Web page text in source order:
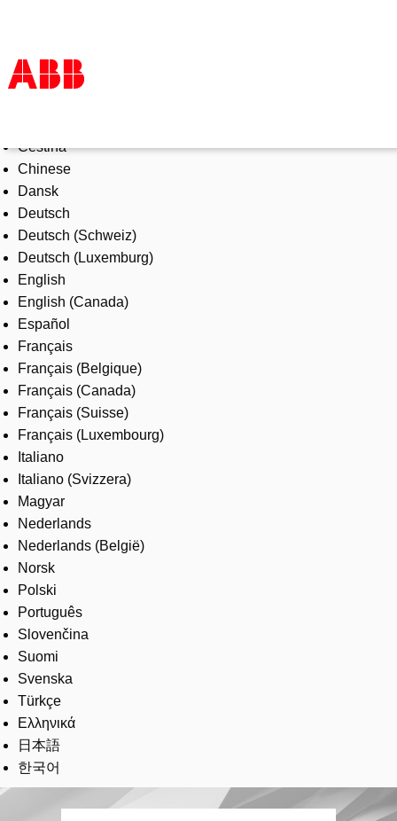
Products & Solutions
Industries
Services
About us
Where to buy
Contact us
Careers
Čeština
Chinese
Dansk
Deutsch
Deutsch (Schweiz)
Deutsch (Luxemburg)
English
English (Canada)
Español
Français
Français (Belgique)
Français (Canada)
Français (Suisse)
Français (Luxembourg)
Italiano
Italiano (Svizzera)
Magyar
Nederlands
Nederlands (België)
Norsk
Polski
Português
Slovenčina
Suomi
Svenska
Türkçe
Ελληνικά
日本語
한국어